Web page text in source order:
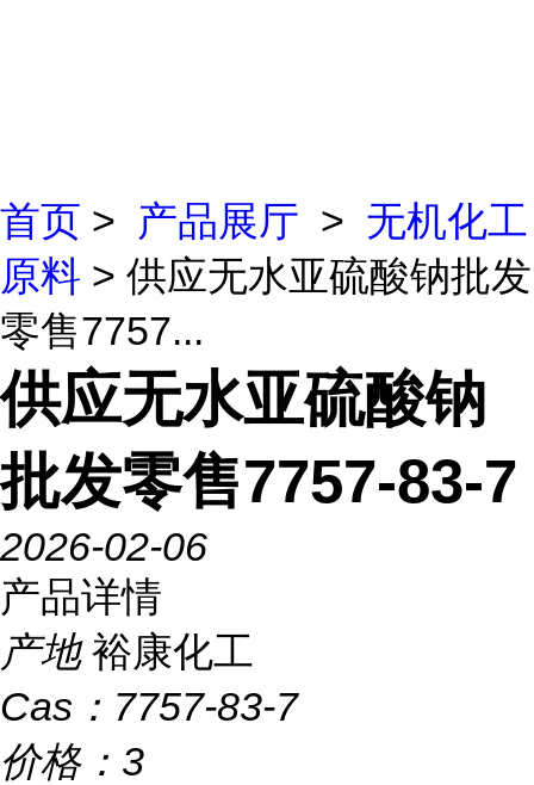
首页 > 产品展厅 > 无机化工
原料 > 供应无水亚硫酸钠批发
零售7757...
供应无水亚硫酸钠
批发零售7757-83-7
2026-02-06
产品详情
产地 裕康化工
Cas： 7757-83-7
价格： 3